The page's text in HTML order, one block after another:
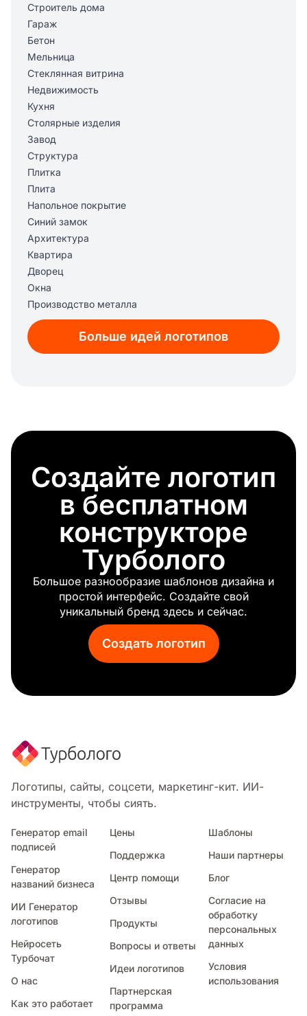
Строитель дома
Гараж
Бетон
Мельница
Стеклянная витрина
Недвижимость
Кухня
Столярные изделия
Завод
Структура
Плитка
Плита
Напольное покрытие
Синий замок
Архитектура
Квартира
Дворец
Окна
Производство металла
Обогрев
Ремоделирование
Кровля
Дорожное строительство
Кран
Больше идей логотипов
Создайте логотип
в бесплатном
конструкторе
Турболого
Большое разнообразие шаблонов дизайна и
простой интерфейс. Создайте свой
уникальный бренд здесь и сейчас.
Создать логотип
Логотипы, сайты, соцсети, маркетинг-кит. ИИ-
инструменты, чтобы сиять.
Генератор email
подписей
Генератор
названий бизнеса
ИИ Генератор
логотипов
Нейросеть
Турбочат
О нас
Как это работает
Цены
Поддержка
Центр помощи
Отзывы
Продукты
Вопросы и ответы
Идеи логотипов
Партнерская
программа
Шаблоны
Наши партнеры
Блог
Согласие на
обработку
персональных
данных
Условия
использования